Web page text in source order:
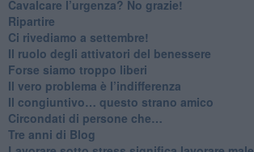
​Cavalcare l’urgenza? No grazie!
Ripartire
​Ci rivediamo a settembre!
​Il ruolo degli attivatori del benessere
​Forse siamo troppo liberi
​Il vero problema è l’indifferenza
​Il congiuntivo… questo strano amico
​Circondati di persone che…
​Tre anni di Blog